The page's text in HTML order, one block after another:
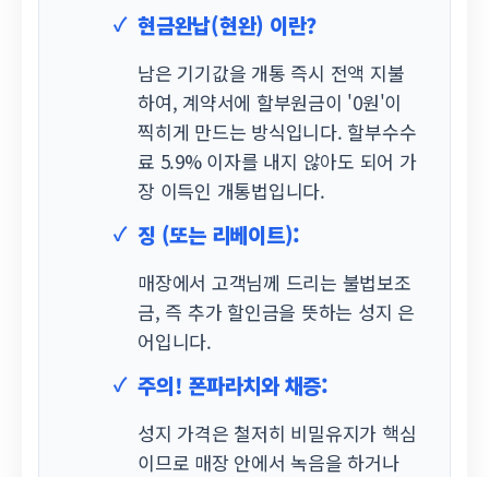
현금완납(현완) 이란?
남은 기기값을 개통 즉시 전액 지불
하여, 계약서에 할부원금이 '0원'이
찍히게 만드는 방식입니다. 할부수수
료 5.9% 이자를 내지 않아도 되어 가
장 이득인 개통법입니다.
징 (또는 리베이트):
매장에서 고객님께 드리는 불법보조
금, 즉 추가 할인금을 뜻하는 성지 은
어입니다.
주의! 폰파라치와 채증:
성지 가격은 철저히 비밀유지가 핵심
이므로 매장 안에서 녹음을 하거나